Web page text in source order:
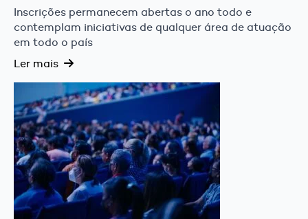
Inscrições permanecem abertas o ano todo e
contemplam iniciativas de qualquer área de atuação
em todo o país
Ler mais